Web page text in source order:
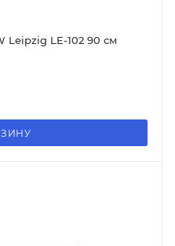
Leipzig LE-102 90 см